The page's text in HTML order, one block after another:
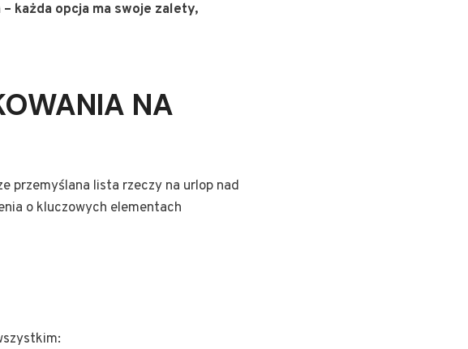
każda opcja ma swoje zalety,
NA
przemyślana lista rzeczy na urlop nad
o kluczowych elementach